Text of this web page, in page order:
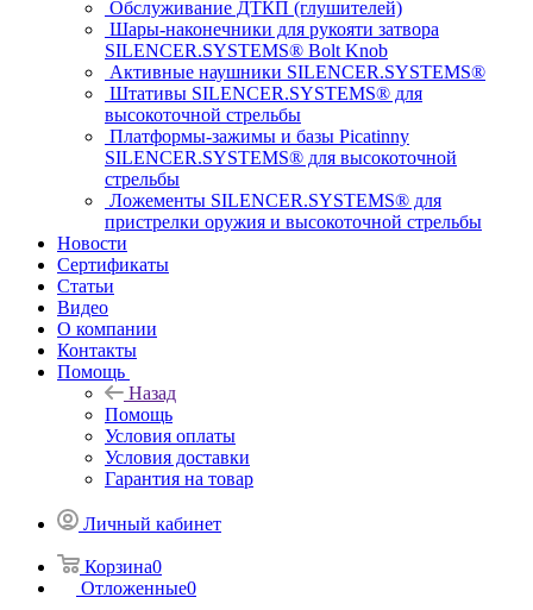
Обслуживание ДТКП (глушителей)
Шары-наконечники для рукояти затвора
SILENCER.SYSTEMS® Bolt Knob
Активные наушники SILENCER.SYSTEMS®
Штативы SILENCER.SYSTEMS® для
высокоточной стрельбы
Платформы-зажимы и базы Picatinny
SILENCER.SYSTEMS® для высокоточной
стрельбы
Ложементы SILENCER.SYSTEMS® для
пристрелки оружия и высокоточной стрельбы
Новости
Сертификаты
Статьи
Видео
О компании
Контакты
Помощь
Назад
Помощь
Условия оплаты
Условия доставки
Гарантия на товар
Личный кабинет
Корзина0
Отложенные0